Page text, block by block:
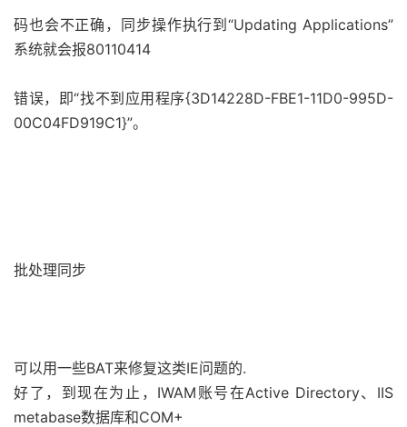
码也会不正确，同步操作执行到“Updating Applications”
系统就会报80110414
错误，即“找不到应用程序{3D14228D-FBE1-11D0-995D-
00C04FD919C1}”。
批处理同步
可以用一些BAT来修复这类IE问题的.
好了，到现在为止，IWAM账号在Active Directory、IIS
metabase数据库和COM+